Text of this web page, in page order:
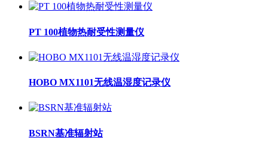
PT 100植物热耐受性测量仪
HOBO MX1101无线温湿度记录仪
BSRN基准辐射站